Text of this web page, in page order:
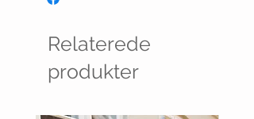
Relaterede
produkter